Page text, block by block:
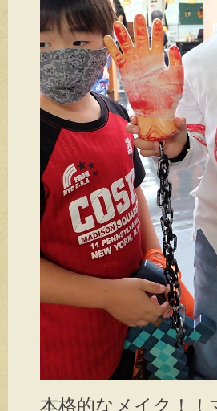
本格的なメイク！